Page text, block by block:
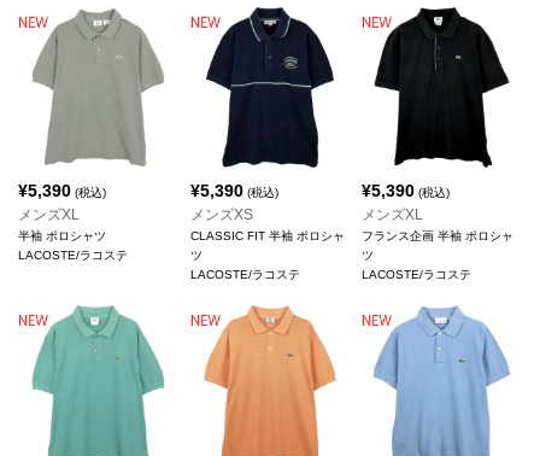
¥5,390 (税込)
メンズXL
半袖 ポロシャツ
LACOSTE/ラコステ
¥5,390(税込)
メンズXS
CLASSIC FIT 半袖 ポロシャ
ツ
LACOSTE/ラコステ
¥5,390 (税込)
メンズXL
フランス企画 半袖 ポロシャ
ツ
LACOSTE/ラコステ